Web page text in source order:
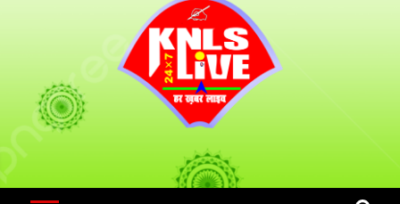
KNLS LIVE
India`s No.1 News Portal